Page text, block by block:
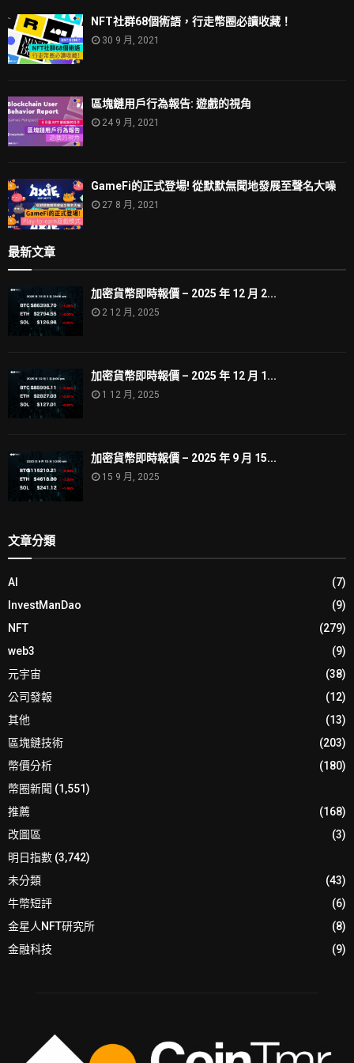
NFT社群68個術語，行走幣圈必讀收藏！
30 9 月, 2021
區塊鏈用戶行為報告: 遊戲的視角
24 9 月, 2021
GameFi的正式登場! 從默默無聞地發展至聲名大噪
27 8 月, 2021
最新文章
加密貨幣即時報價 – 2025 年 12 月 2...
2 12 月, 2025
加密貨幣即時報價 – 2025 年 12 月 1...
1 12 月, 2025
加密貨幣即時報價 – 2025 年 9 月 15...
15 9 月, 2025
文章分類
AI
(7)
InvestManDao
(9)
NFT
(279)
web3
(9)
元宇宙
(38)
公司發報
(12)
其他
(13)
區塊鏈技術
(203)
幣價分析
(180)
幣圈新聞 (1,551)
推薦
(168)
改圖區
(3)
明日指數 (3,742)
未分類
(43)
牛幣短評
(6)
金星人NFT研究所
(8)
金融科技
(9)